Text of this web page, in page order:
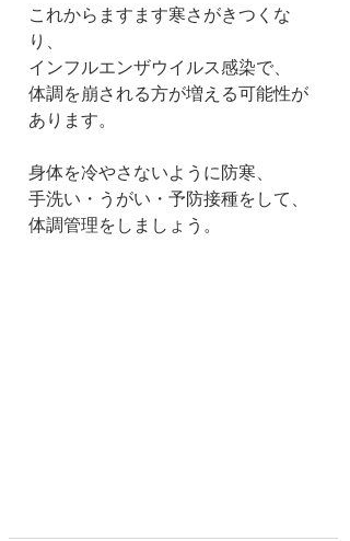
これからますます寒さがきつくな
り、
インフルエンザウイルス感染で、
体調を崩される方が増える可能性が
あります。
身体を冷やさないように防寒、
手洗い・うがい・予防接種をして、
体調管理をしましょう。